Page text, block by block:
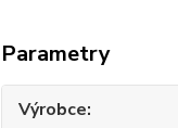
Parametry
Výrobce